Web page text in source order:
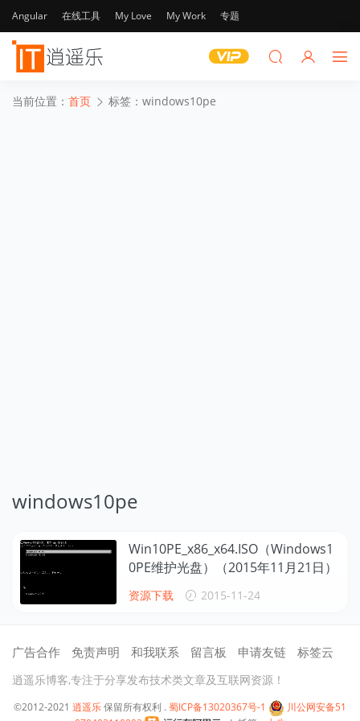
Angular 在线工具 My Love My Work 专题
当前位置： 首页 标签：windows10pe
windows10pe
Win10PE_x86_x64.ISO（Windows1
0PE维护光盘）（2015年11月21日）
资源下载 2015-11-24
广告合作 免责声明 和我联系 留言板 申请友链 标签云
逍遥乐博客,专注于分享发布技术类文章及互联网资源！
©2012-2021 逍遥乐保留所有权利 . 蜀ICP备13020367号-1
川公网安备51